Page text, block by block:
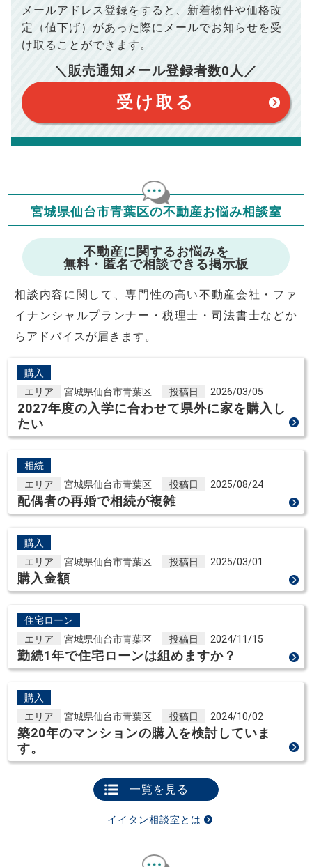
総支払額 100,050 円
このシミュレーターは元利均等返済方式で試算しています。
このシミュレーターは、四捨五入にて計算しております。
このシミュレーターはお借り入れの全期間で金利が変わらない設
このシミュレーターでの結果は、お借り入れを保証するものでは
ありません。
このシミュレーターをご利用された方の、いかなる損害について
ますが、お借り入れの際に各金融機関にご相談ください。
会員マイページでは
修繕費・管理費の計算もできます
※シミュレーター結果はあくまでも概算であり、手残り金額を
保証するものではございません。
※上記売却費用には、住所変更登記の費用、引っ越し費用、住
宅ローンの一括繰上返済の手数料等は含まれておりませんの
で予めご了承ください。
おります。（物件価格×3%＋6万円＋消費税）
メールアドレス登録をすると、 新着物件や価格改
定（値下げ）があった際に メールでお知らせを受
け取ることができます。
＼販売通知メール登録者数0 人／
受け取る
宮城県仙台市青葉区の不動産お悩み相談室
不動産に関するお悩みを
無料・匿名で相談できる掲示板
相談内容に関して、専門性の高い不動産会社・ファ
イナンシャルプランナー・税理士・司法書士などか
らアドバイスが届きます。
購入
エリア
宮城県仙台市青葉区 投稿日 2026/03/05
2027年度の入学に合わせて県外に家を購入し
たい
相続
エリア
宮城県仙台市青葉区 投稿日 2025/08/24
配偶者の再婚で相続が複雑
購入
エリア
宮城県仙台市青葉区 投稿日 2025/03/01
購入金額
住宅ローン
エリア
宮城県仙台市青葉区 投稿日 2024/11/15
勤続1年で住宅ローンは組めますか？
購入
エリア
宮城県仙台市青葉区 投稿日 2024/10/02
築20年のマンションの購入を検討していま
す。
一覧を見る
イイタン相談室とは